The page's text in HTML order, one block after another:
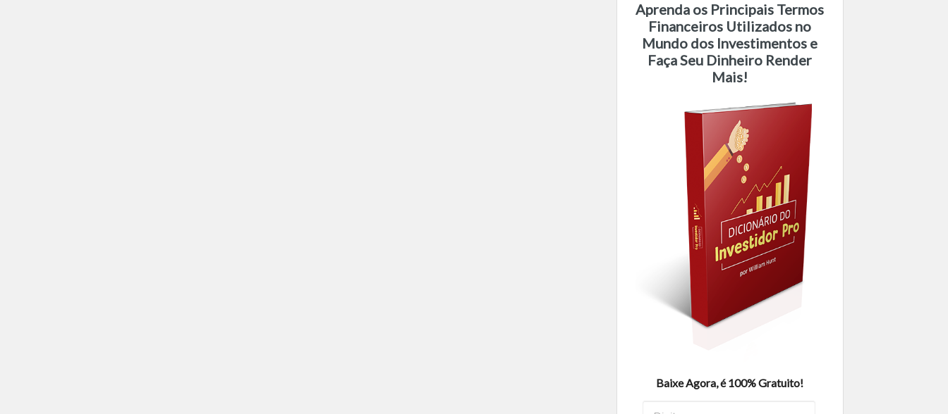
Aprenda os Principais Termos
Financeiros Utilizados no
Mundo dos Investimentos e
Faça Seu Dinheiro Render
Mais!
Baixe Agora, é 100% Gratuito!